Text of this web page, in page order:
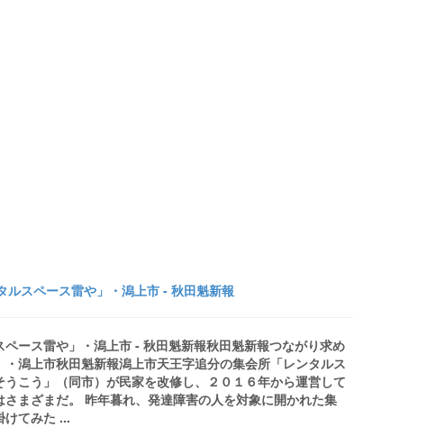
ルスペース雷や」・潟上市 - 秋田魁新報
ース雷や」・潟上市 - 秋田魁新報秋田魁新報つながり求め
潟上市秋田魁新報潟上市天王字追分の集会所「レンタルス
こう」（同市）が民家を改修し、２０１６年から運営して
まざまだ。 昨年暮れ、発達障害の人を対象に開かれた集
けてみた ...